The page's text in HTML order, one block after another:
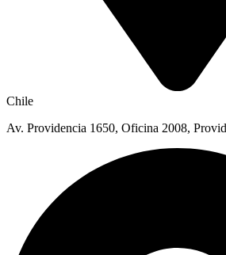
Chile
Av. Providencia 1650, Oficina 2008,